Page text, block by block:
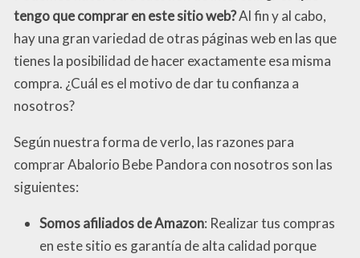
tengo que comprar en este sitio web?Al fin y al cabo,
hay una gran variedad de otras páginas web en las que
tienes la posibilidad de hacer exactamente esa misma
compra. ¿Cuál es el motivo de dar tu confianza a
nosotros?
Según nuestra forma de verlo, las razones para
comprar Abalorio Bebe Pandora con nosotros son las
siguientes:
Somos afiliados de Amazon: Realizar tus compras
en este sitio es garantía de alta calidad porque